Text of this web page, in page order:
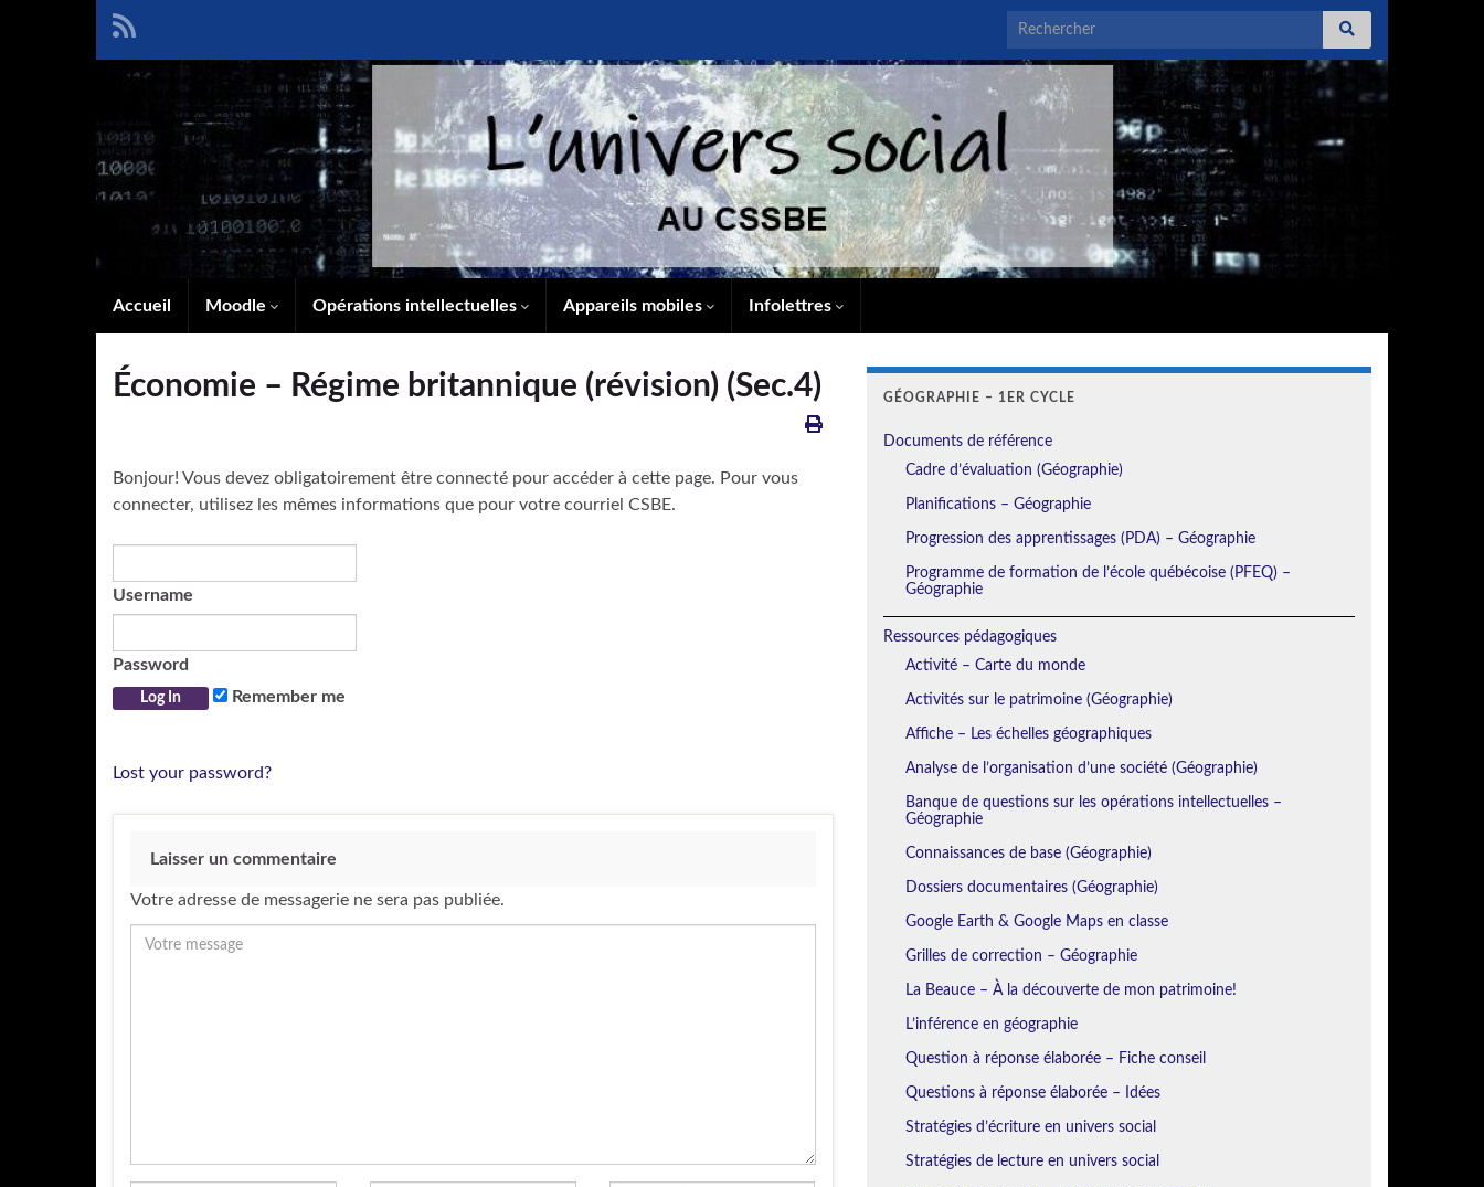
Search for:
Accueil Moodle Opérations intellectuelles Appareils mobiles Infolettres
Économie – Régime britannique (révision) (Sec.4)
Bonjour! Vous devez obligatoirement être connecté pour accéder à cette page. Pour vous
connecter, utilisez les mêmes informations que pour votre courriel CSBE.
Username
Password
Remember me
Lost your password?
Laisser un commentaire
Votre adresse de messagerie ne sera pas publiée.
GÉOGRAPHIE – 1ER CYCLE
Documents de référence
Cadre d’évaluation (Géographie)
Planifications – Géographie
Progression des apprentissages (PDA) – Géographie
Programme de formation de l’école québécoise (PFEQ) –
Géographie
Ressources pédagogiques
Activité – Carte du monde
Activités sur le patrimoine (Géographie)
Affiche – Les échelles géographiques
Analyse de l’organisation d’une société (Géographie)
Banque de questions sur les opérations intellectuelles –
Géographie
Connaissances de base (Géographie)
Dossiers documentaires (Géographie)
Google Earth & Google Maps en classe
Grilles de correction – Géographie
La Beauce – À la découverte de mon patrimoine!
L’inférence en géographie
Question à réponse élaborée – Fiche conseil
Questions à réponse élaborée – Idées
Stratégies d’écriture en univers social
Stratégies de lecture en univers social